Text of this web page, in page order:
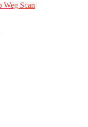
Weg Scan